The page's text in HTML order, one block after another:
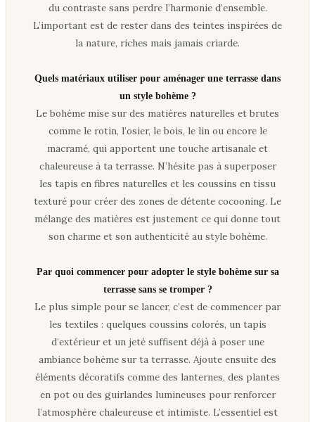
du contraste sans perdre l’harmonie d’ensemble.
L’important est de rester dans des teintes inspirées de
la nature, riches mais jamais criarde.
Quels matériaux utiliser pour aménager une terrasse dans
un style bohème ?
Le bohème mise sur des matières naturelles et brutes
comme le rotin, l’osier, le bois, le lin ou encore le
macramé, qui apportent une touche artisanale et
chaleureuse à ta terrasse. N’hésite pas à superposer
les tapis en fibres naturelles et les coussins en tissu
texturé pour créer des zones de détente cocooning. Le
mélange des matières est justement ce qui donne tout
son charme et son authenticité au style bohème.
Par quoi commencer pour adopter le style bohème sur sa
terrasse sans se tromper ?
Le plus simple pour se lancer, c’est de commencer par
les textiles : quelques coussins colorés, un tapis
d’extérieur et un jeté suffisent déjà à poser une
ambiance bohème sur ta terrasse. Ajoute ensuite des
éléments décoratifs comme des lanternes, des plantes
en pot ou des guirlandes lumineuses pour renforcer
l’atmosphère chaleureuse et intimiste. L’essentiel est